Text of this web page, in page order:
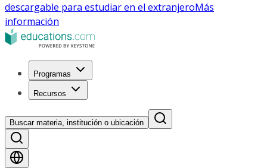
descargable para estudiar en el extranjeroMás
información
Programas
Recursos
Buscar materia, institución o ubicación